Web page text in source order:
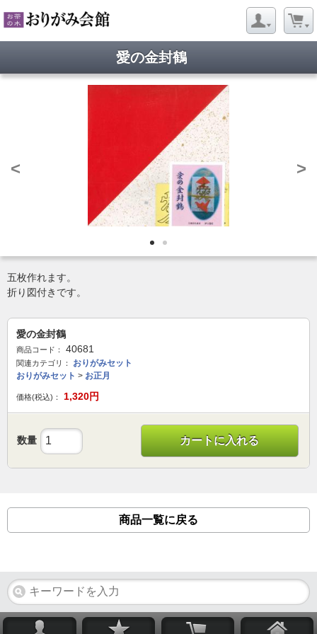
愛の金封鶴
< >
五枚作れます。
折り図付きです。
愛の金封鶴
商品コード： 40681
関連カテゴリ：
おりがみセット
おりがみセット > お正月
価格(税込)： 1,320円
数量 カートに入れる
商品一覧に戻る